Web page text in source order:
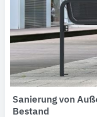
Sanierung von
Bestand